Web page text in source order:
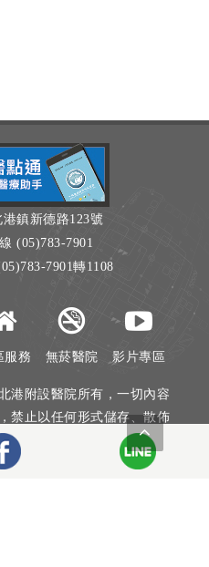
鎮新德路123號
(05)783-7901
7901轉1108
服務 無菸醫院 影片專區
港附設醫院所有，一切內容
禁止以任何形式儲存、散佈
或全部內容
10以上、Firefox或Google